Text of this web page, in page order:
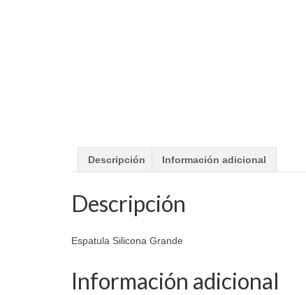
Descripción Información adicional
Descripción
Espatula Silicona Grande
Información adicional